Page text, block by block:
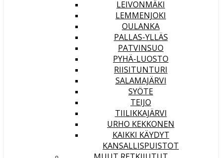
LEIVONMÄKI
LEMMENJOKI
OULANKA
PALLAS-YLLÄS
PATVINSUO
PYHÄ-LUOSTO
RIISITUNTURI
SALAMAJÄRVI
SYÖTE
TEIJO
TIILIKKAJÄRVI
URHO KEKKONEN
KAIKKI KÄYDYT
KANSALLISPUISTOT